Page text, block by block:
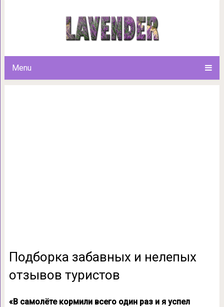
Menu
Подборка забавных и
Подборка забавных и нелепых
отзывов туристов
«В самолёте кормили всего один раз и я успел